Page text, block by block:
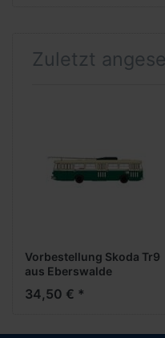
Zuletzt
Vorbestellung Skoda Tr9
aus Eberswalde
2026***
34,50 € *